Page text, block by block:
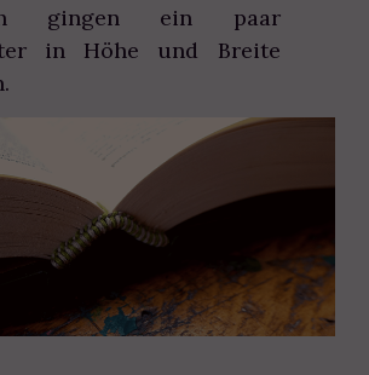
gingen ein paar
in Höhe und Breite